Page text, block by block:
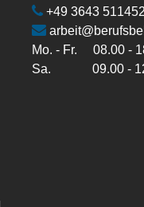
+49 3643 511452
Mo. - Fr. 08.00 -
Sa. 09.00 -